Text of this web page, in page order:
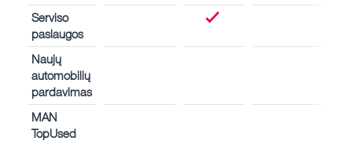
Serviso
paslaugos
Naujų
automobilių
pardavimas
MAN
TopUsed